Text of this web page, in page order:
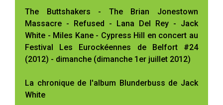
The Buttshakers - The Brian Jonestown
Massacre - Refused - Lana Del Rey - Jack
White - Miles Kane - Cypress Hill en concert au
Festival Les Eurockéennes de Belfort #24
(2012) - dimanche (dimanche 1er juillet 2012)
La chronique de l'album Blunderbuss de Jack
White